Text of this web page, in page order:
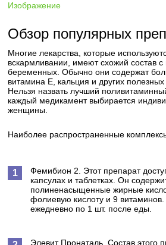
Изображение
Обзор популярных
Многие лекарства, которые
вскармливании, имеют схожий состав
беременных. Обычно они содержат
витамина Е, кальция и других
Нельзя назвать лучший
каждый медикамент выбирается
женщины.
Наиболее распространенные
Фемибион 2. Этот препарат
капсулах и таблетках. Он
полиненасыщенные жирные
фолиевую кислоту и 9
ежедневно по 1 шт. после еды.
Элевит Пронаталь. Состав этого